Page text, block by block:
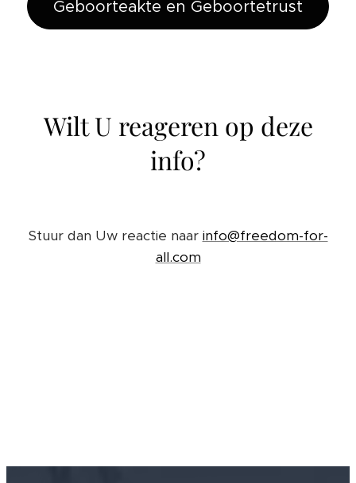
Geboorteakte en Geboortetrust
Wilt U reageren op deze
info?
Stuur dan Uw reactie naar info@freedom-for-
all.com